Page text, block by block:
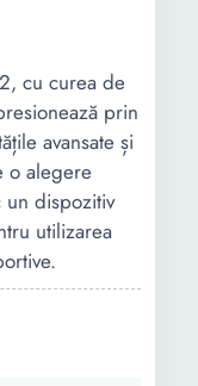
cu curea de
prin
avansate și
o alegere
un dispozitiv
utilizarea